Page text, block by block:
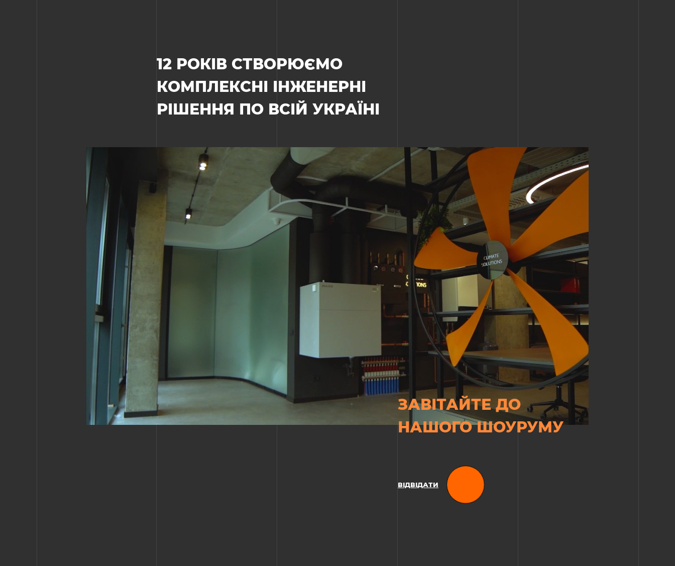
12 РОКІВ СТВОРЮЄМО
КОМПЛЕКСНІ ІНЖЕНЕРНІ
РІШЕННЯ ПО ВСІЙ УКРАЇНІ
ЗАВІТАЙТЕ ДО
НАШОГО ШОУРУМУ
ВІДВІДАТИ